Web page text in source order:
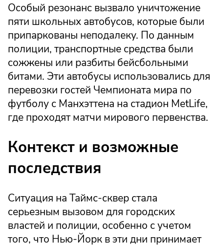
Особый резонанс вызвало уничтожение
пяти школьных автобусов, которые были
припаркованы неподалеку. По данным
полиции, транспортные средства были
сожжены или разбиты бейсбольными
битами. Эти автобусы использовались для
перевозки гостей Чемпионата мира по
футболу с Манхэттена на стадион MetLife,
где проходят матчи мирового первенства.
Контекст и возможные
последствия
Ситуация на Таймс-сквер стала
серьезным вызовом для городских
властей и полиции, особенно с учетом
того, что Нью-Йорк в эти дни принимает